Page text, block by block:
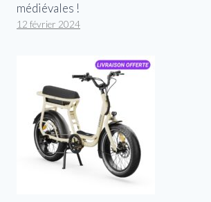
médiévales !
12 février 2024